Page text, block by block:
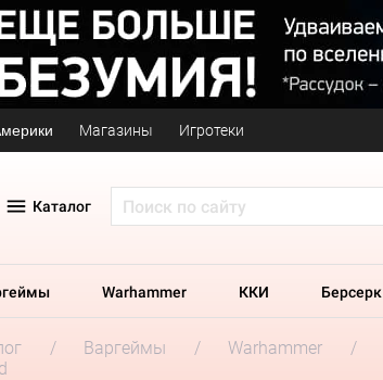
Магазины Игротеки
Каталог
Warhammer ККИ Берсерк
Варгеймы Warhammer